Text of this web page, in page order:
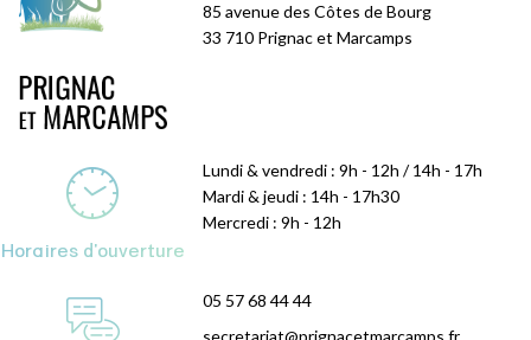
85 avenue des Côtes de Bourg
33 710 Prignac et Marcamps
Horaires d'ouverture
Lundi & vendredi : 9h - 12h / 14h - 17h
Mardi & jeudi : 14h - 17h30
Mercredi : 9h - 12h
05 57 68 44 44